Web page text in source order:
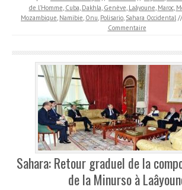
de l’Homme, Cuba, Dakhla, Genève, Laâyoune, Maroc,
Mozambique, Namibie, Onu, Polisario, Sahara Occidental //
Commentaire
Sahara: Retour graduel de la
de la Minurso à